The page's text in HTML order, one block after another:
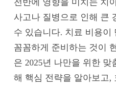
사고나 질병으로 인해 큰
수 있습니다. 치료 비용이
꼼꼼하게 준비하는 것이
은 2025년 나만을 위한
해 핵심 전략을 알아보고,